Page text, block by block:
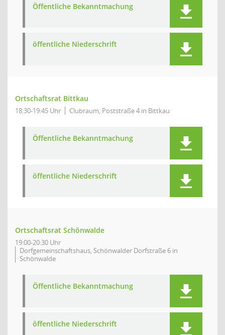
Öffentliche Bekanntmachung
öffentliche Niederschrift
Ortschaftsrat Bittkau
18:30-19:45 Uhr Clubraum, Poststraße 4 in Bittkau
Öffentliche Bekanntmachung
öffentliche Niederschrift
Ortschaftsrat Schönwalde
19:00-20:30 Uhr
Dorfgemeinschaftshaus, Schönwalder Dorfstraße 6 in
Schönwalde
Öffentliche Bekanntmachung
öffentliche Niederschrift